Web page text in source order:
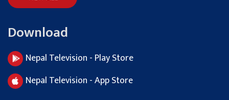
Download
Nepal Television - Play Store
Nepal Television - App Store